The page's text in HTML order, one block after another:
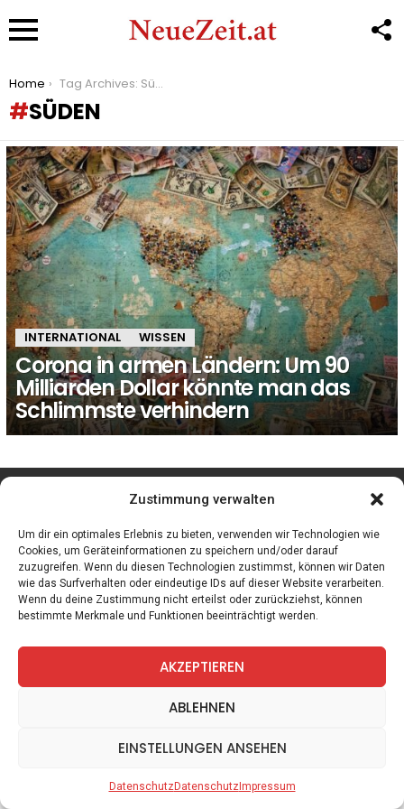
Zustimmung verwalten
Um dir ein optimales Erlebnis zu bieten, verwenden wir Technologien wie
Cookies, um Geräteinformationen zu speichern und/oder darauf
zuzugreifen. Wenn du diesen Technologien zustimmst, können wir Daten
wie das Surfverhalten oder eindeutige IDs auf dieser Website verarbeiten.
Wenn du deine Zustimmung nicht erteilst oder zurückziehst, können
bestimmte Merkmale und Funktionen beeinträchtigt werden.
AKZEPTIEREN
ABLEHNEN
EINSTELLUNGEN ANSEHEN
DatenschutzDatenschutzImpressum
You are here:
Home Tag Archives: Süden
SÜDEN
LATEST
STORIES
INTERNATIONAL WISSEN
Corona in armen Ländern: Um 90
Milliarden Dollar könnte man das
Schlimmste verhindern
facebook instagram
Spiele Zitate Kontakt Datenschutz Impressum